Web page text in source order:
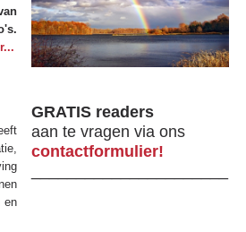
en
GRATIS readers
aan te vragen via ons
contactformulier!